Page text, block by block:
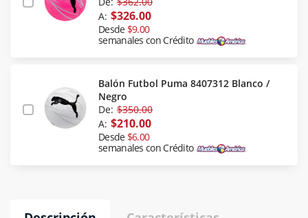
A: $326.00
Desde $9.00
semanales con Crédito
Balón Futbol Puma 8407312 Blanco /
Negro
De: $350.00
A: $210.00
Desde $6.00
semanales con Crédito